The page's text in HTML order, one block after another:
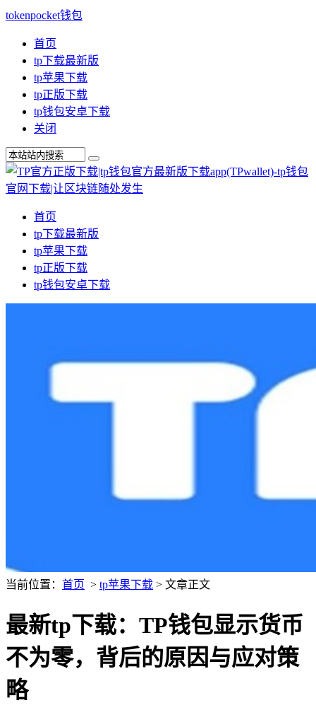
tokenpocket钱包
首页
tp下载最新版
tp苹果下载
tp正版下载
tp钱包安卓下载
关闭
首页
tp下载最新版
tp苹果下载
tp正版下载
tp钱包安卓下载
当前位置： 首页 > tp苹果下载 > 文章正文
最新tp下载：TP钱包显示货币
不为零，背后的原因与应对策
略